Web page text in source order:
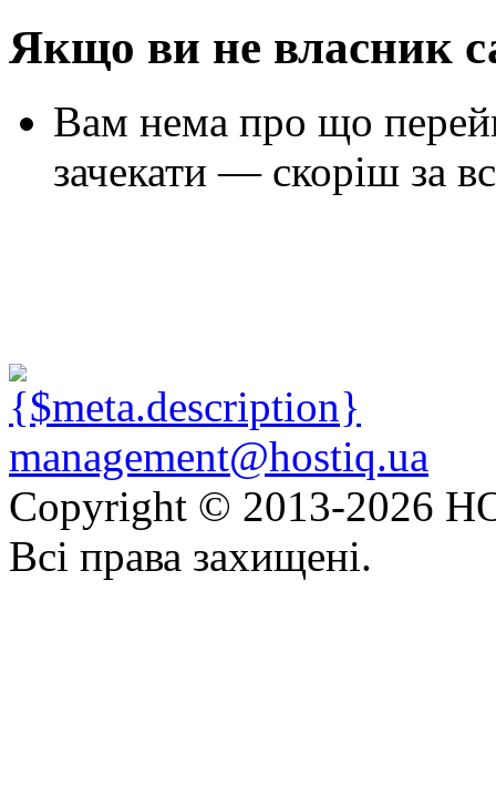
Якщо ви не власник
Вам нема про що
зачекати — скоріш за
management@hostiq.ua
Copyright © 2013-2026
Всі права захищені.